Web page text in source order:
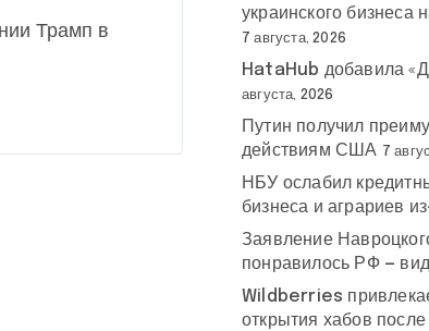
украинского
7 августа, 2026
HataHub добавила
августа, 2026
Путин получил
действиям США 7
НБУ ослабил
бизнеса и аграриев
Заявление
понравилось РФ —
Wildberries
открытия хабов